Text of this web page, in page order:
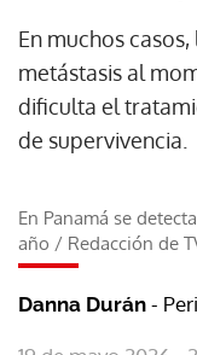
En muchos
metástasis al
dificulta el
de supervivencia.
En Panamá se
año / Redacción de
Danna Durán -